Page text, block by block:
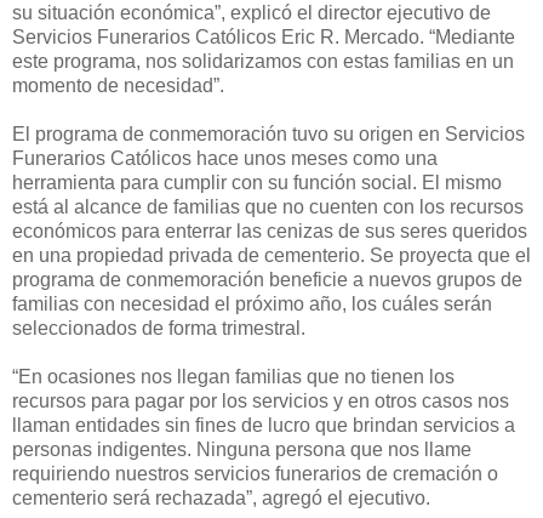
su situación económica”, explicó el director ejecutivo de
Servicios Funerarios Católicos Eric R. Mercado. “Mediante
este programa, nos solidarizamos con estas familias en un
momento de necesidad”.
El programa de conmemoración tuvo su origen en Servicios
Funerarios Católicos hace unos meses como una
herramienta para cumplir con su función social. El mismo
está al alcance de familias que no cuenten con los recursos
económicos para enterrar las cenizas de sus seres queridos
en una propiedad privada de cementerio. Se proyecta que el
programa de conmemoración beneficie a nuevos grupos de
familias con necesidad el próximo año, los cuáles serán
seleccionados de forma trimestral.
“En ocasiones nos llegan familias que no tienen los
recursos para pagar por los servicios y en otros casos nos
llaman entidades sin fines de lucro que brindan servicios a
personas indigentes. Ninguna persona que nos llame
requiriendo nuestros servicios funerarios de cremación o
cementerio será rechazada”, agregó el ejecutivo.